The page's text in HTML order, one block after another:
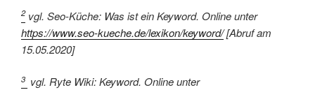
2vgl. Seo-Küche: Was ist ein Keyword. Online unter
https://www.seo-kueche.de/lexikon/keyword/[Abruf am
15.05.2020]
3 vgl. Ryte Wiki: Keyword. Online unter